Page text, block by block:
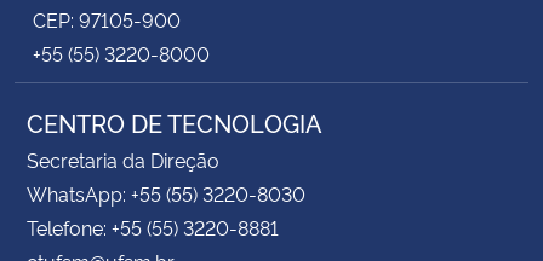
CEP: 97105-900
+55 (55) 3220-8000
CENTRO DE TECNOLOGIA
Secretaria da Direção
WhatsApp: +55 (55) 3220-8030
Telefone: +55 (55) 3220-8881